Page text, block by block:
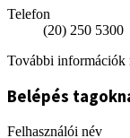
Telefon
(20) 250 5300
További információk
Belépés
Felhasználói név